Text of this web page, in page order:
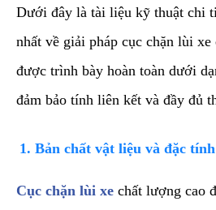
​Dưới đây là tài liệu kỹ thuật chi
nhất về giải pháp cục chặn lùi xe
được trình bày hoàn toàn dưới
đảm bảo tính liên kết và đầy đủ
​1. Bản chất vật liệu và đặc
​Cục chặn lùi xe chất lượng cao